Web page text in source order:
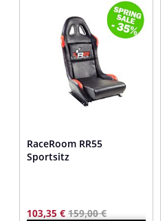
RaceRoom RR55
Sportsitz
103,35 € 159,00 €